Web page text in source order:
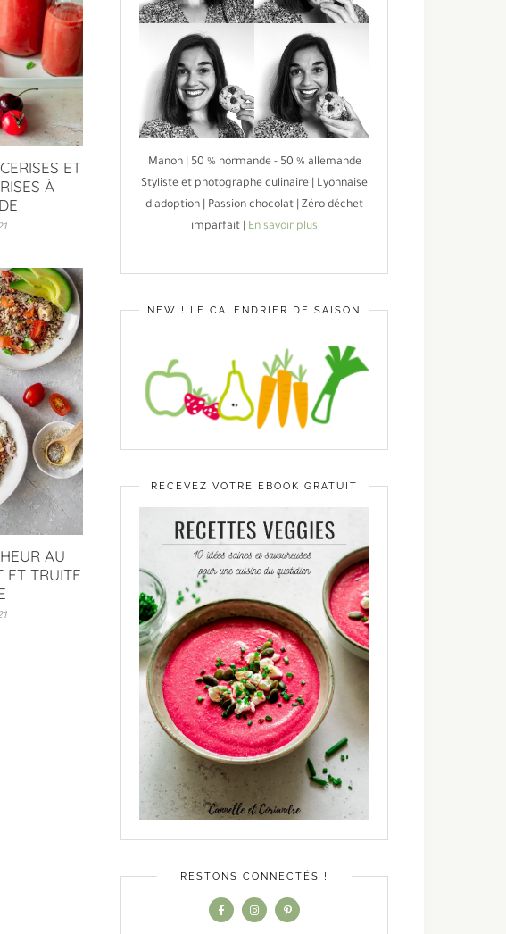
ET
À
AU
ET TRUITE
Manon | 50 % normande - 50 % allemande
Styliste et photographe culinaire | Lyonnaise
d'adoption | Passion chocolat | Zéro déchet
imparfait | En savoir plus
NEW ! LE CALENDRIER DE SAISON
RECEVEZ VOTRE EBOOK GRATUIT
RESTONS CONNECTÉS !